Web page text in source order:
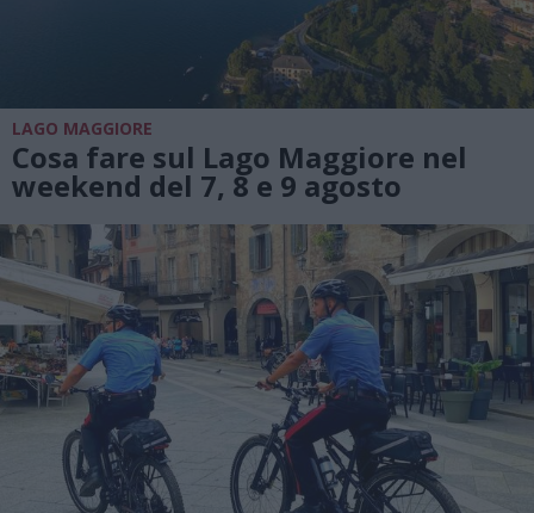
LAGO MAGGIORE
Cosa fare sul Lago Maggiore nel
weekend del 7, 8 e 9 agosto